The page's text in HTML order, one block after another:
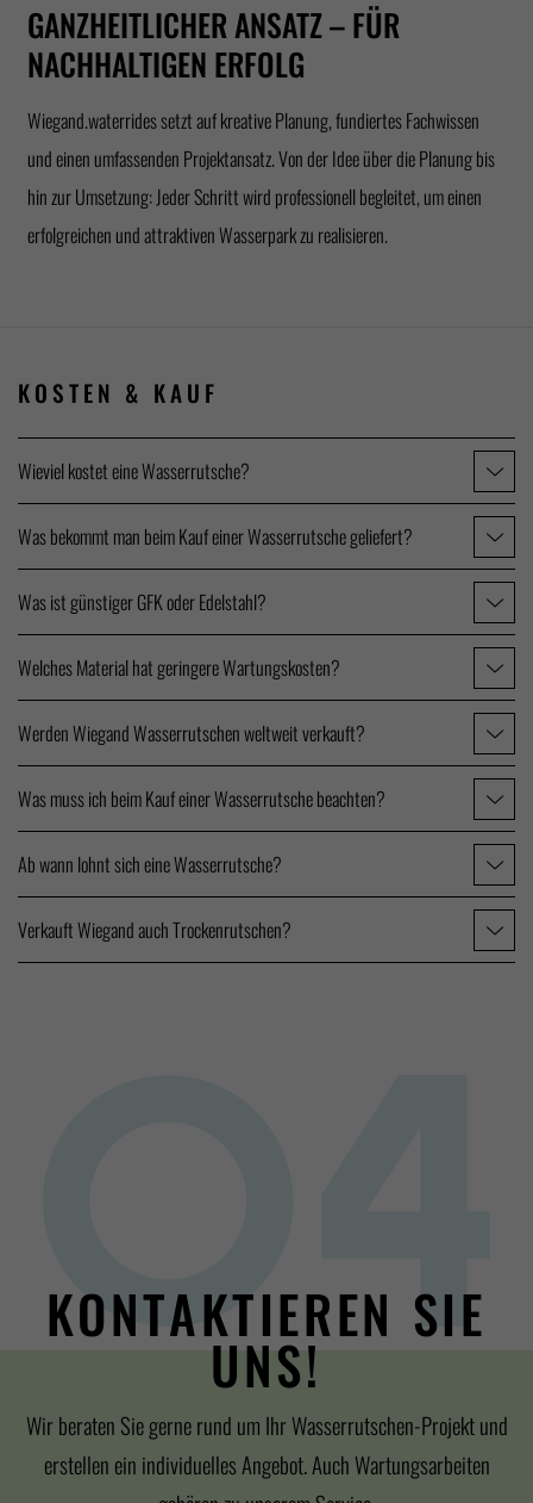
GANZHEITLICHER ANSATZ – FÜR
NACHHALTIGEN ERFOLG
Wiegand.waterrides setzt auf kreative Planung, fundiertes Fachwissen
und einen umfassenden Projektansatz. Von der Idee über die Planung bis
hin zur Umsetzung: Jeder Schritt wird professionell begleitet, um einen
erfolgreichen und attraktiven Wasserpark zu realisieren.
KOSTEN & KAUF
Wieviel kostet eine Wasserrutsche?
Was bekommt man beim Kauf einer Wasserrutsche geliefert?
Was ist günstiger GFK oder Edelstahl?
Welches Material hat geringere Wartungskosten?
Werden Wiegand Wasserrutschen weltweit verkauft?
Was muss ich beim Kauf einer Wasserrutsche beachten?
Ab wann lohnt sich eine Wasserrutsche?
Verkauft Wiegand auch Trockenrutschen?
KONTAKTIEREN SIE
UNS!
Wir beraten Sie gerne rund um Ihr Wasserrutschen-Projekt und
erstellen ein individuelles Angebot. Auch Wartungsarbeiten